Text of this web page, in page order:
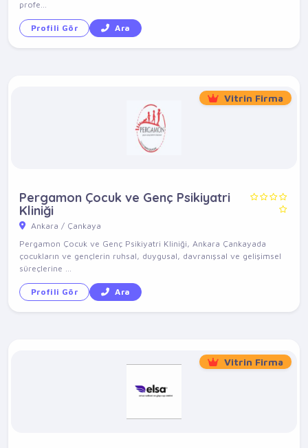
profe...
Profili Gör Ara
Vitrin Firma
Pergamon Çocuk ve Genç Psikiyatri
Kliniği
Ankara / Çankaya
Pergamon Çocuk ve Genç Psikiyatri Kliniği, Ankara Çankayada
çocukların ve gençlerin ruhsal, duygusal, davranışsal ve gelişimsel
süreçlerine ...
Profili Gör Ara
Vitrin Firma